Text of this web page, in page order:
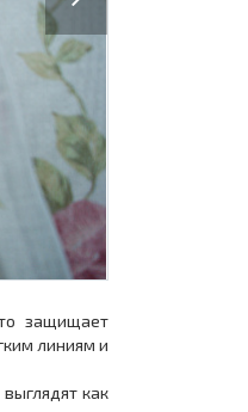
защищает
линиям и
как